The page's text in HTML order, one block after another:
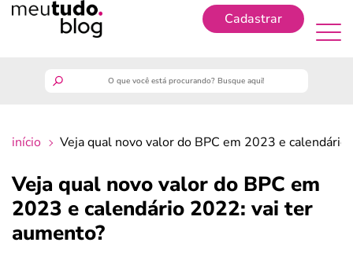
Cadastrar
finanças
benefícios
início Veja qual novo valor do BPC em 2023 e
Veja qual novo valor do BPC em
2023 e calendário 2022: vai ter
aumento?